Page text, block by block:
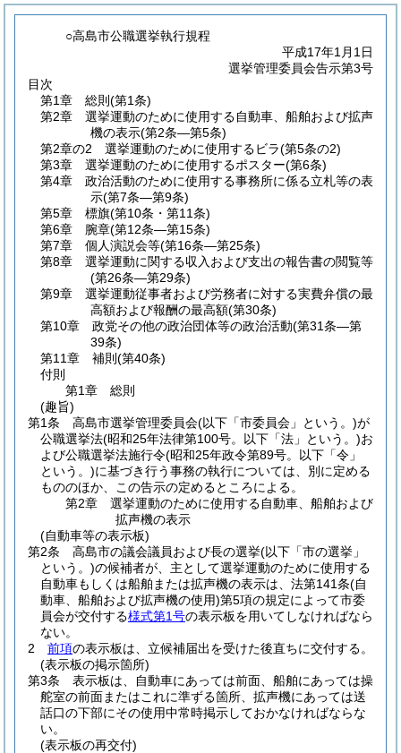
○高島市公職選挙執行規程
平成17年1月1日
選挙管理委員会告示第3号
目次
第1章
総則 (第1条)
第2章
選挙運動のために使用する自動車、船舶および拡声
機の表示(第2条―第5条)
第2章の2
選挙運動のために使用するビラ(第5条の2)
第3章
選挙運動のために使用するポスター(第6条)
第4章
政治活動のために使用する事務所に係る立札等の表
示(第7条―第9条)
第5章
標旗(第10条・第11条)
第6章
腕章(第12条―第15条)
第7章
個人演説会等(第16条―第25条)
第8章
選挙運動に関する収入および支出の報告書の閲覧等
(第26条―第29条)
第9章
選挙運動従事者および労務者に対する実費弁償の最
高額および報酬の最高額(第30条)
第10章
政党その他の政治団体等の政治活動(第31条―第
39条)
第11章
補則 (第40条)
付則
第1章
総則
(趣旨)
第1条
高島市選挙管理委員会(以下「市委員会」という。)が
公職選挙法(昭和25年法律第100号。以下「法」という。)お
よび公職選挙法施行令(昭和25年政令第89号。以下「令」
という。)に基づき行う事務の執行については、別に定める
もののほか、この告示の定めるところによる。
第2章
選挙運動のために使用する自動車、船舶および
拡声機の表示
(自動車等の表示板)
第2条
高島市の議会議員および長の選挙(以下「市の選挙」
という。)の候補者が、主として選挙運動のために使用する
自動車もしくは船舶または拡声機の表示は、法第141条(自
動車、船舶および拡声機の使用)第5項の規定によって市委
員会が交付する様式第1号の表示板を用いてしなければなら
ない。
2
前項の表示板は、立候補届出を受けた後直ちに交付する。
(表示板の掲示箇所)
第3条
表示板は、自動車にあっては前面、船舶にあっては操
舵室の前面またはこれに準ずる箇所、拡声機にあっては送
話口の下部にその使用中常時掲示しておかなければならな
い。
(表示板の再交付)